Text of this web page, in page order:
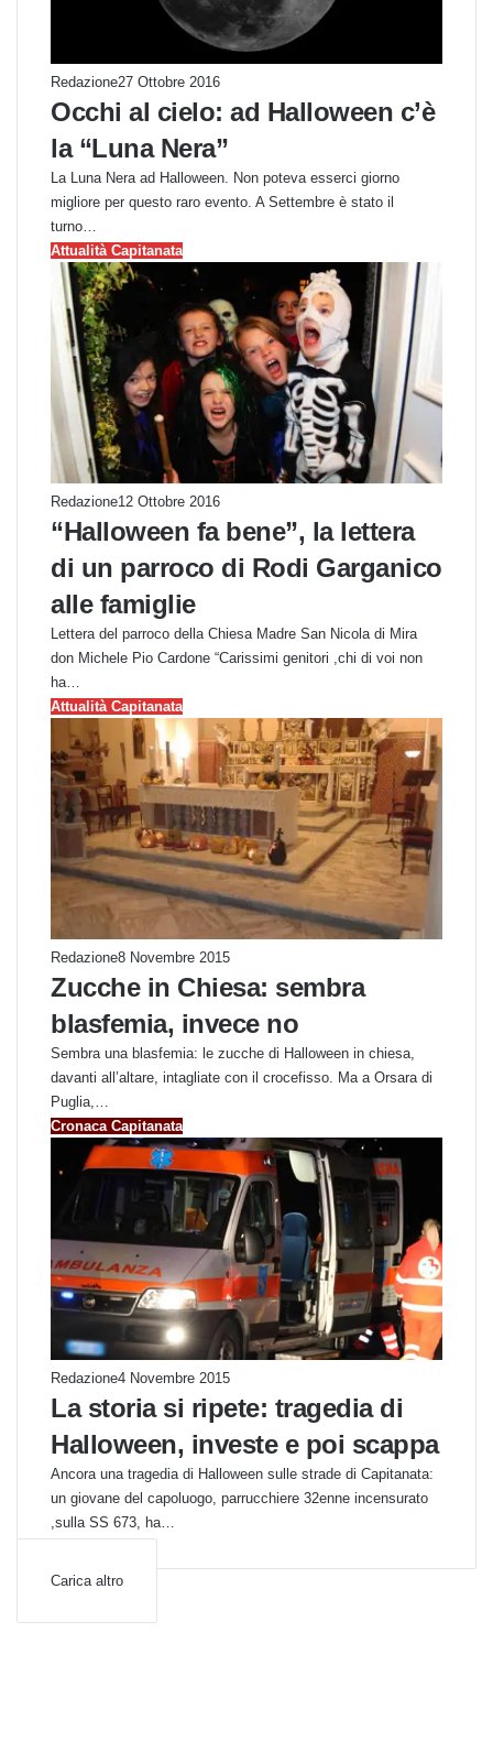
Redazione27 Ottobre 2016
Occhi al cielo: ad Halloween c’è
la “Luna Nera”
La Luna Nera ad Halloween. Non poteva esserci giorno
migliore per questo raro evento. A Settembre è stato il
turno…
Attualità Capitanata
Redazione12 Ottobre 2016
“Halloween fa bene”, la lettera
di un parroco di Rodi Garganico
alle famiglie
Lettera del parroco della Chiesa Madre San Nicola di Mira
don Michele Pio Cardone “Carissimi genitori ,chi di voi non
ha…
Attualità Capitanata
Redazione8 Novembre 2015
Zucche in Chiesa: sembra
blasfemia, invece no
Sembra una blasfemia: le zucche di Halloween in chiesa,
davanti all’altare, intagliate con il crocefisso. Ma a Orsara di
Puglia,…
Cronaca Capitanata
Redazione4 Novembre 2015
La storia si ripete: tragedia di
Halloween, investe e poi scappa
Ancora una tragedia di Halloween sulle strade di Capitanata:
un giovane del capoluogo, parrucchiere 32enne incensurato
,sulla SS 673, ha…
Carica altro